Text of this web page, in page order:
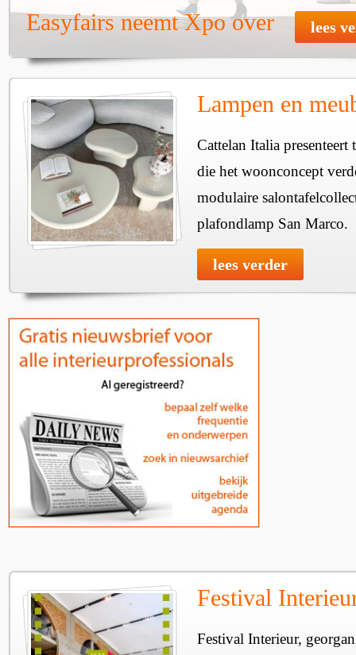
Easyfairs neemt Xpo over lees
Lampen en
Cattelan Italia
die het woonconcept
modulaire
plafondlamp San Marco.
lees verder
Festival
Festival Interieur,